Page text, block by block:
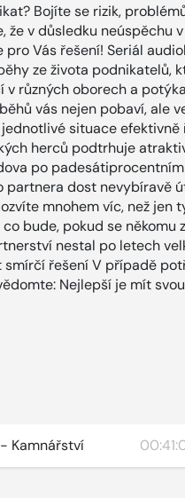
Bojíte se rizik,
že v důsledku neúspěchu
Vás řešení! Seriál
ze života podnikatelů,
různých oborech a
vás nejen pobaví, ale
situace efektivně
herců podtrhuje
po
partnera dost nevybíravě
mnohem víc, než jen
bude, pokud se někomu
nestal po letech
řešení V případě
Nejlepší je mít
Kamnářství